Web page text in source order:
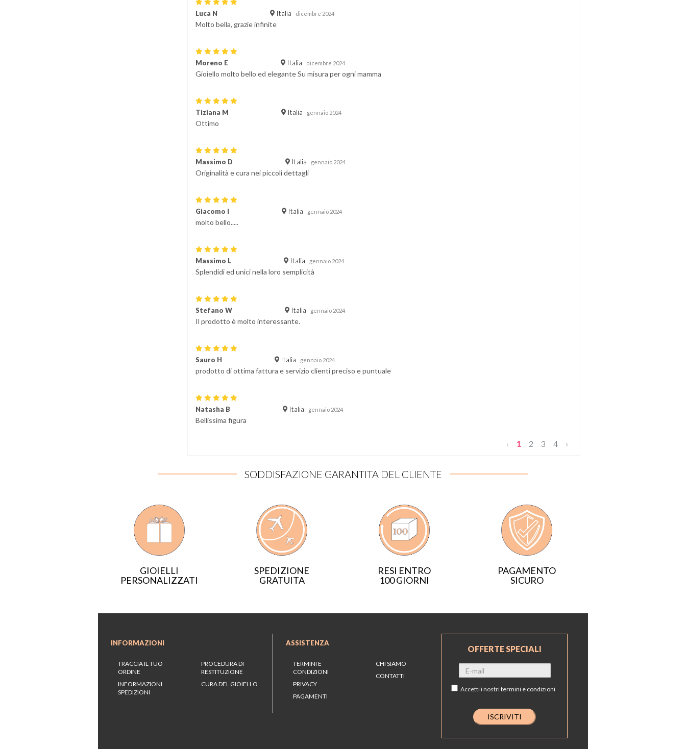
Luca N Italia dicembre 2024
Molto bella, grazie infinite
Moreno E Italia dicembre 2024
Gioiello molto bello ed elegante Su misura per ogni mamma
Tiziana M Italia gennaio 2024
Ottimo
Massimo D Italia gennaio 2024
Originalità e cura nei piccoli dettagli
Giacomo I Italia gennaio 2024
molto bello.....
Massimo L Italia gennaio 2024
Splendidi ed unici nella loro semplicità
Stefano W Italia gennaio 2024
Il prodotto è molto interessante.
Sauro H Italia gennaio 2024
prodotto di ottima fattura e servizio clienti preciso e puntuale
Natasha B Italia gennaio 2024
Bellissima figura
‹ 1 2 3 4 ›
SODDISFAZIONE GARANTITA DEL CLIENTE
RESI ENTRO
100 GIORNI
PAGAMENTO
SICURO
GIOIELLI
PERSONALIZZATI
SPEDIZIONE
GRATUITA
INFORMAZIONI
TRACCIA IL TUO
ORDINE
INFORMAZIONI
SPEDIZIONI
PROCEDURA DI
RESTITUZIONE
CURA DEL GIOIELLO
ASSISTENZA
TERMINI E
CONDIZIONI
PRIVACY
PAGAMENTI
CHI SIAMO
CONTATTI
OFFERTE SPECIALI
Accetti i nostritermini e condizioni